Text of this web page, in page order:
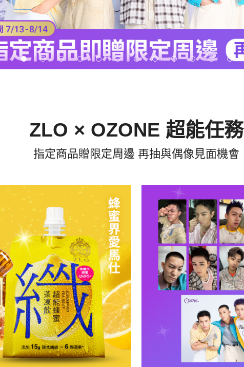
ZLO × OZONE 超能任務
指定商品贈限定周邊 再抽與偶像見面機會